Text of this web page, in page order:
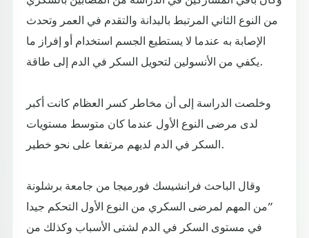
من النوع الثاني المرتبط بالبدانة والتقدم في العمر وتحدث
الإصابة به عندما لا يستطيع الجسم استخدام أو إفراز ما
يكفي من الأنسولين لتحويل السكر في الدم إلى طاقة.
وخلصت الدراسة إلى أن مخاطر كسر العظام كانت أكبر
لدى مرضى النوع الأول عندما كان متوسط مستويات
السكر في الدم لديهم مرتفعا على نحو خطير.
وقال الباحث فرانشيسك فورميجا من جامعة برشلونة
”من المهم لمرضى السكري من النوع الأول التحكم جيدا
في مستوى السكر في الدم لشتى الأسباب وكذلك من